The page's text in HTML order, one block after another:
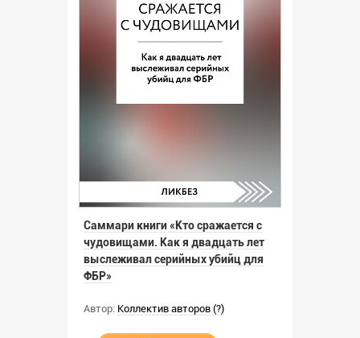
Саммари книги «Кто сражается с
чудовищами. Как я двадцать лет
выслеживал серийных убийц для
ФБР»
Автор: Коллектив авторов (?)